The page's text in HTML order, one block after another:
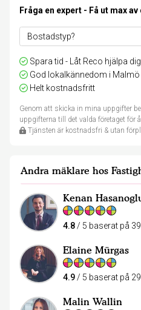
Fråga en expert - Få ut max
Spara tid - Låt Reco hjälpa dig
God lokalkännedom i Malmö
Helt kostnadsfritt
Genom att skicka in mina uppgifter
uppgifterna till det valda företaget för
Tjänsten är kostnadsfri & utan
Andra mäklare hos
Kenan
4.8 / 5 baserat på
Elaine Mürgas
4.9 / 5 baserat på
Malin Wallin